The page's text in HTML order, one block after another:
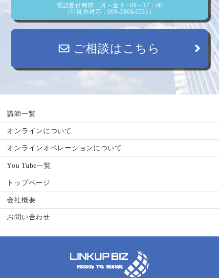
電話受付時間 月～金 9：00～17：00
（時間外対応：090-3868-6531）
ご相談はこちら
講師一覧
オンラインについて
オンラインオペレーションについて
You Tube一覧
トップページ
会社概要
お問い合わせ